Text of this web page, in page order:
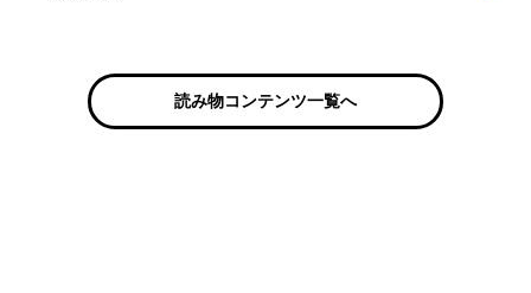
読み物コンテンツ一覧へ